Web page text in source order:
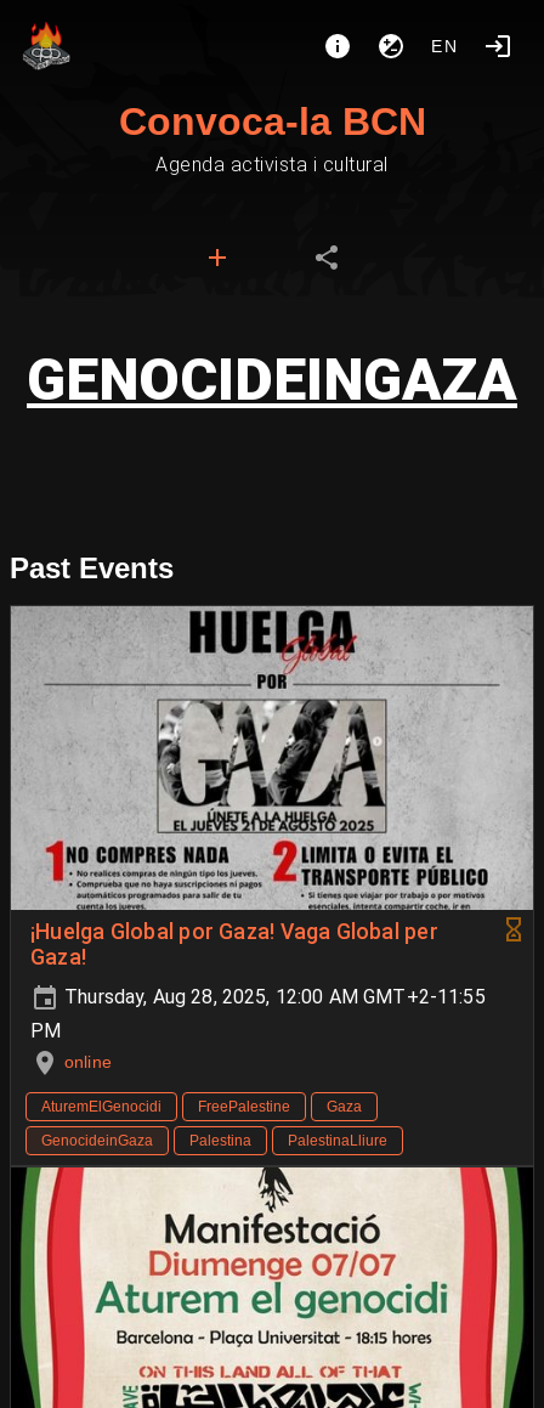
EN
Convoca-la BCN
Agenda activista i cultural
GENOCIDEINGAZA
Past Events
¡Huelga Global por Gaza! Vaga Global per
Gaza!
Thursday, Aug 28, 2025, 12:00 AM GMT+2-11:55
PM
online
AturemElGenocidi FreePalestine
Gaza
GenocideinGaza
Palestina PalestinaLliure